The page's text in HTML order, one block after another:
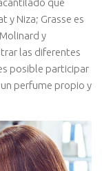
y Niza; Grasse es
y
las diferentes
posible participar
perfume propio y